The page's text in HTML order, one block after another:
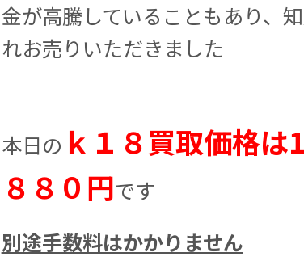
金が高騰していることもあり、
れお売りいただきました
本日の ｋ１８買取価格は
８８０円です
別途手数料はかかりません